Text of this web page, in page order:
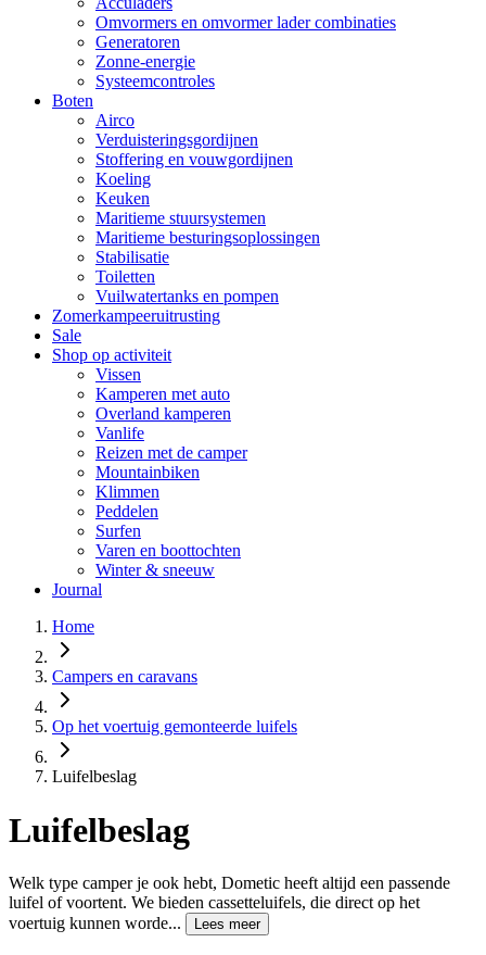
Omvormers en omvormer lader combinaties
Generatoren
Zonne-energie
Systeemcontroles
Boten
Airco
Verduisteringsgordijnen
Stoffering en vouwgordijnen
Koeling
Keuken
Maritieme stuursystemen
Maritieme besturingsoplossingen
Stabilisatie
Toiletten
Vuilwatertanks en pompen
Zomerkampeeruitrusting
Sale
Shop op activiteit
Vissen
Kamperen met auto
Overland kamperen
Vanlife
Reizen met de camper
Mountainbiken
Klimmen
Peddelen
Surfen
Varen en boottochten
Winter & sneeuw
Journal
Home
Campers en caravans
Op het voertuig gemonteerde luifels
Luifelbeslag
Luifelbeslag
Welk type camper je ook hebt, Dometic heeft altijd een passende
luifel of voortent. We bieden cassetteluifels, die direct op het
voertuig kunnen worde...
Lees meer